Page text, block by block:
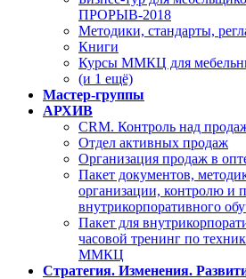
ПРОРЫВ-2018
Методики, стандарты,
Книги
Курсы ММКЦ для
(и 1 ещё)
Мастер-группы
АРХИВ
CRM. Контроль над
Отдел активных продаж
Организация продаж в
Пакет документов,
организации, контролю и
внутрикорпоративного
Пакет для
часовой тренинг по
ММКЦ
Стратегия. Изменения.